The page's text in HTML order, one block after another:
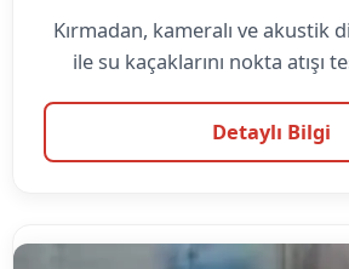
Kırmadan, kameralı ve akustik
ile su kaçaklarını nokta atışı
Detaylı Bilgi